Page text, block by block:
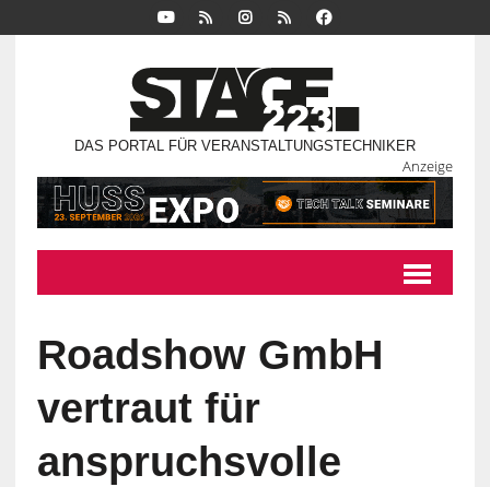
DAS PORTAL FÜR VERANSTALTUNGSTECHNIKER
Anzeige
Roadshow GmbH
vertraut für
anspruchsvolle